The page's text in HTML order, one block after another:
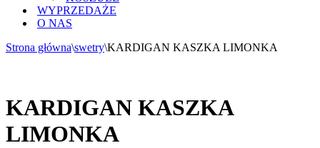
WYPRZEDAŻE
O NAS
Strona główna\swetry\KARDIGAN KASZKA LIMONKA
KARDIGAN KASZKA
LIMONKA